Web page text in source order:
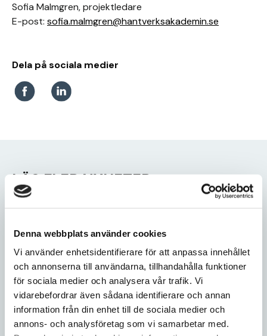
Denna webbplats använder cookies
Vi använder enhetsidentifierare för att anpassa innehållet
och annonserna till användarna, tillhandahålla funktioner
för sociala medier och analysera vår trafik. Vi
vidarebefordrar även sådana identifierare och annan
information från din enhet till de sociala medier och
annons- och analysföretag som vi samarbetar med.
Sofia Malmgren, projektledare
E-post: sofia.malmgren@hantverksakademin.se
Dela på sociala medier
LÄS FLER NYHETER